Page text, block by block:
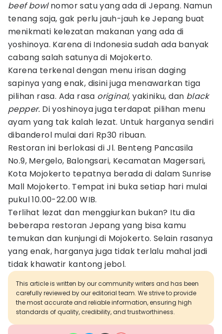
beef bowlnomor satu yang ada di Jepang. Namun
tenang saja, gak perlu jauh-jauh ke Jepang buat
menikmati kelezatan makanan yang ada di
yoshinoya. Karena di Indonesia sudah ada banyak
cabang salah satunya di Mojokerto.
Karena terkenal dengan menu irisan daging
sapinya yang enak, disini juga menawarkan tiga
pilihan rasa. Ada rasa original,yakiniku, dan black
pepper. Di yoshinoya juga terdapat pilihan menu
ayam yang tak kalah lezat. Untuk harganya sendiri
dibanderol mulai dari Rp30 ribuan.
Restoran ini berlokasi di Jl. Benteng Pancasila
No.9, Mergelo, Balongsari, Kecamatan Magersari,
Kota Mojokerto tepatnya berada di dalam Sunrise
Mall Mojokerto. Tempat ini buka setiap hari mulai
pukul 10.00-22.00 WIB.
Terlihat lezat dan menggiurkan bukan? Itu dia
beberapa restoran Jepang yang bisa kamu
temukan dan kunjungi di Mojokerto. Selain rasanya
yang enak, harganya juga tidak terlalu mahal jadi
tidak khawatir kantong jebol.
This article is written by our community writers and has been
carefully reviewed by our editorial team. We strive to provide
the most accurate and reliable information, ensuring high
standards of quality, credibility, and trustworthiness.